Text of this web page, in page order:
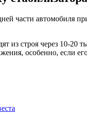
части
из строя через 10-
особенно, если